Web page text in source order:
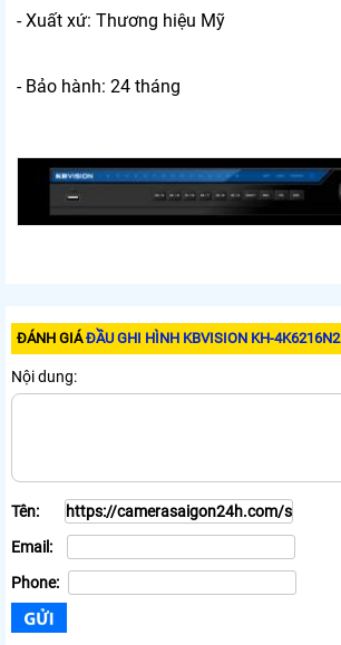
- Xuất xứ: Thương hiệu Mỹ
- Bảo hành: 24 tháng
ĐÁNH GIÁĐẦU GHI HÌNH KBVISION KH-4K6216N2
Nội dung:
Tên:
Email:
Phone: